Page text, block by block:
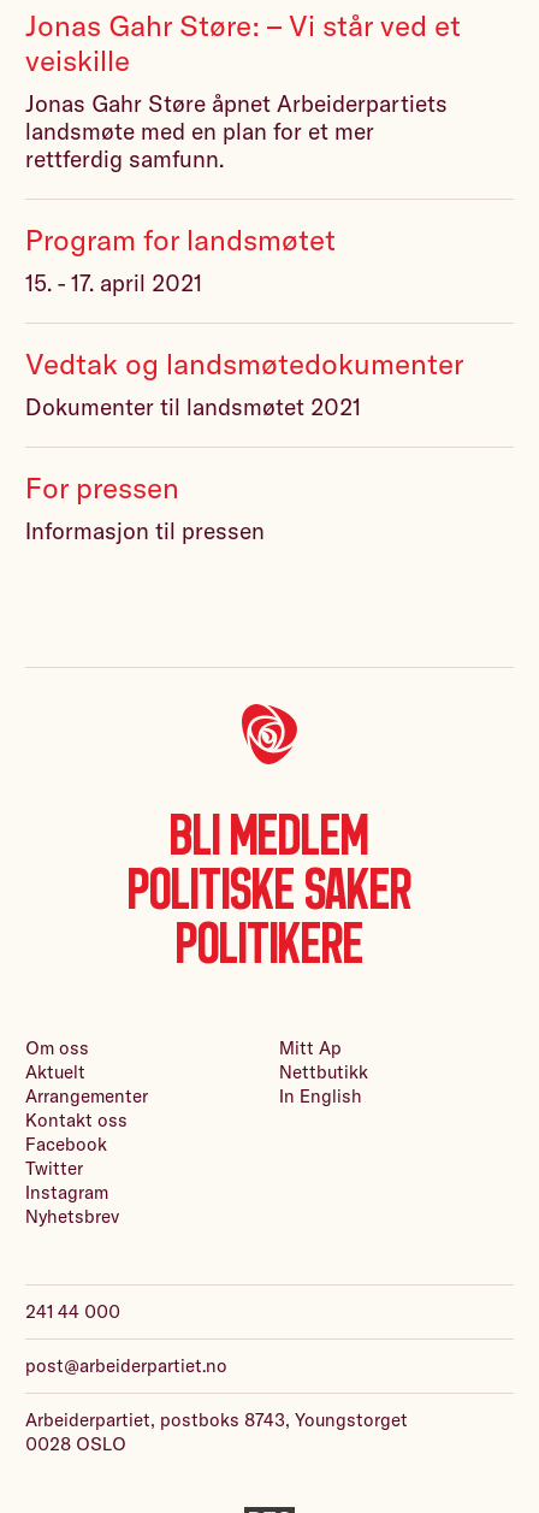
Jonas Gahr Støre: – Vi står ved et
veiskille
Jonas Gahr Støre åpnet Arbeiderpartiets
landsmøte med en plan for et mer
rettferdig samfunn.
Program for landsmøtet
15. - 17. april 2021
Vedtak og landsmøtedokumenter
Dokumenter til landsmøtet 2021
For pressen
Informasjon til pressen
Bli medlem
Politiske saker
Politikere
Om oss
Aktuelt
Arrangementer
Kontakt oss
Mitt Ap
Nettbutikk
In English
241 44 000
post@arbeiderpartiet.no
Arbeiderpartiet, postboks 8743, Youngstorget
0028 OSLO
Facebook
Twitter
Instagram
Nyhetsbrev